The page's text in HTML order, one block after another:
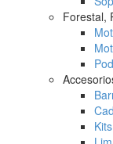
Forestal,